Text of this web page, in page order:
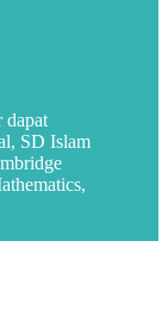
dapat
SD Islam